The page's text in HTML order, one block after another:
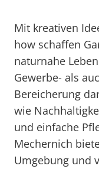
Mit kreativen
how schaffen
naturnahe
Gewerbe- als
Bereicherung
wie
und einfache
Mechernich
Umgebung und